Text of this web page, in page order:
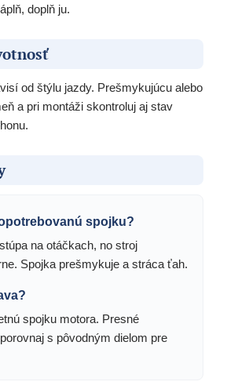
doplň ju.
od štýlu jazdy. Prešmykujúcu alebo
a pri montáži skontroluj aj stav
spojku?
na otáčkach, no stroj
Spojka prešmykuje a stráca ťah.
spojku motora. Presné
s pôvodným dielom pre